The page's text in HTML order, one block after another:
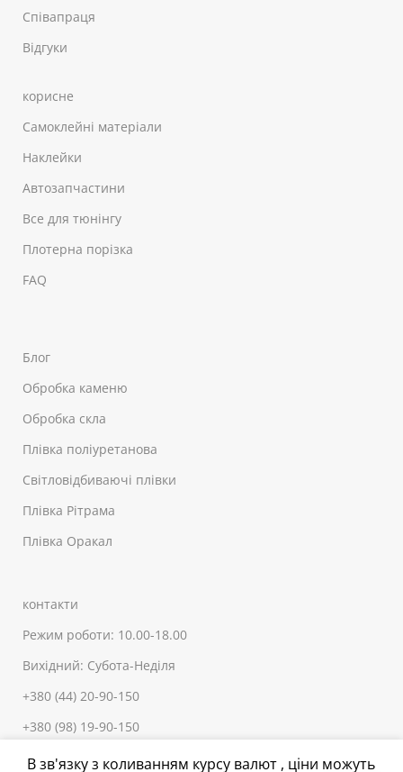
Співапраця
Відгуки
корисне
Самоклейні матеріали
Наклейки
Автозапчастини
Все для тюнінгу
Плотерна порізка
FAQ
Блог
Обробка каменю
Обробка скла
Плівка поліуретанова
Світловідбиваючі плівки
Плівка Рітрама
Плівка Оракал
контакти
Режим роботи: 10.00-18.00
Вихідний: Субота-Неділя
+380 (44) 20-90-150
+380 (98) 19-90-150
+380 (66) 503-04-83
В зв'язку з коливанням курсу валют , ціни можуть